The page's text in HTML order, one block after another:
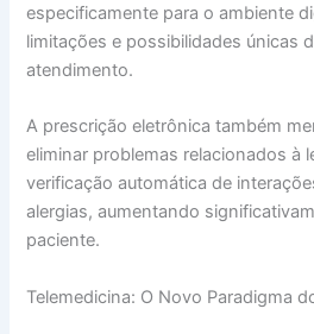
especificamente para o ambiente
limitações e possibilidades únicas
atendimento.
A prescrição eletrônica também
eliminar problemas relacionados à
verificação automática de
alergias, aumentando
paciente.
Telemedicina: O Novo Paradigma